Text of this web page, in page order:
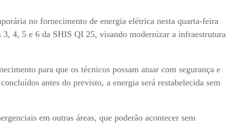
no fornecimento de energia elétrica nesta quarta-feira
4, 5 e 6 da SHIS QI 25, visando modernizar a infraestrutura
para que os técnicos possam atuar com segurança e
antes do previsto, a energia será restabelecida sem
em outras áreas, que poderão acontecer sem